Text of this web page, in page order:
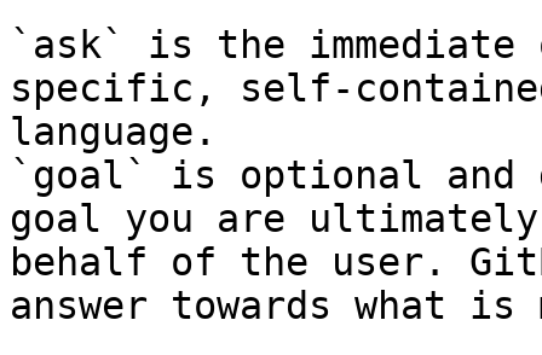
`ask` is the
specific, self-
language.
`goal` is optional and
goal you are
behalf of the user.
answer towards what